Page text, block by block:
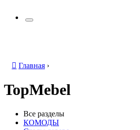
Главная ›
TopMebel
Все разделы
КОМОДЫ